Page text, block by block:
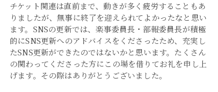
チケット関連は直前まで、動きが多く疲労することもあ
りましたが、無事に終了を迎えられてよかったなと思い
ます。SNSの更新では、楽事委員長・部報委員長が積極
的にSNS更新へのアドバイスをくださったため、充実し
たSNS更新ができたのではないかと思います。たくさん
の関わってくださった方にこの場を借りてお礼を申し上
げます。その際はありがとうございました。